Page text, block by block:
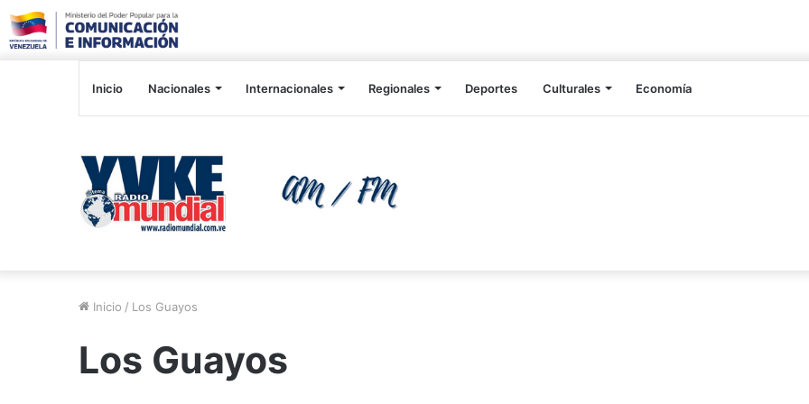
Inicio Nacionales Internacionales Regionales Deportes Culturales Economía
Inicio / Los Guayos
Los Guayos